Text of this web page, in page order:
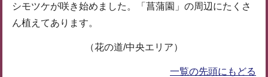
シモツケが咲き始めました。「菖蒲園」の周辺にたくさ
ん植えてあります。
（花の道/中央エリア）
一覧の先頭にもどる